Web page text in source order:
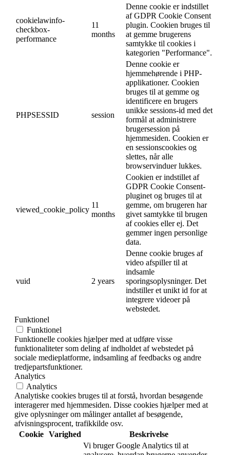
cookielawinfo-
checkbox-
performance
11
months
Denne cookie er indstillet
af GDPR Cookie Consent
plugin. Cookien bruges til
at gemme brugerens
samtykke til cookies i
kategorien "Performance".
PHPSESSID session
Denne cookie er
hjemmehørende i PHP-
applikationer. Cookien
bruges til at gemme og
identificere en brugers
unikke sessions-id med det
formål at administrere
brugersession på
hjemmesiden. Cookien er
en sessionscookies og
slettes, når alle
browservinduer lukkes.
viewed_cookie_policy
11
months
Cookien er indstillet af
GDPR Cookie Consent-
pluginet og bruges til at
gemme, om brugeren har
givet samtykke til brugen
af cookies eller ej. Det
gemmer ingen personlige
data.
vuid 2 years
Denne cookie bruges af
video afspiller til at
indsamle
sporingsoplysninger. Det
indstiller et unikt id for at
integrere videoer på
webstedet.
Funktionel
Funktionel
Funktionelle cookies hjælper med at udføre visse
funktionaliteter som deling af indholdet af webstedet på
sociale medieplatforme, indsamling af feedbacks og andre
tredjepartsfunktioner.
Analytics
Analytics
Analytiske cookies bruges til at forstå, hvordan besøgende
interagerer med hjemmesiden. Disse cookies hjælper med at
give oplysninger om målinger antallet af besøgende,
afvisningsprocent, trafikkilde osv.
Cookie Varighed
Beskrivelse
Vi bruger Google Analytics til at